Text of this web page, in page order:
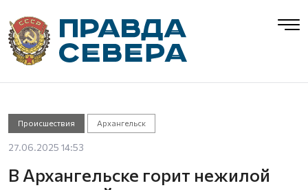
Происшествия Архангельск
27.06.2025 14:53
В Архангельске горит нежилой